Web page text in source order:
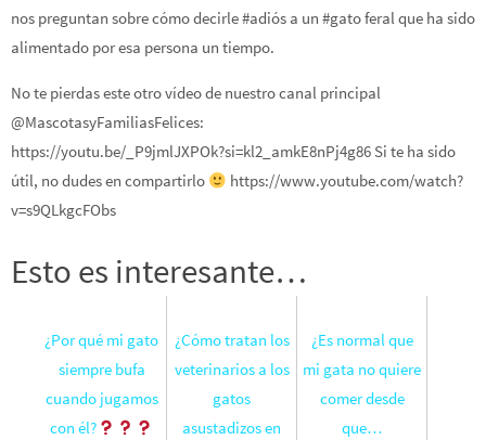
nos preguntan sobre cómo decirle #adiós a un #gato feral que ha sido
alimentado por esa persona un tiempo.
No te pierdas este otro vídeo de nuestro canal principal
@MascotasyFamiliasFelices:
https://youtu.be/_P9jmlJXPOk?si=kl2_amkE8nPj4g86 Si te ha sido
útil, no dudes en compartirlo
https://www.youtube.com/watch?
v=s9QLkgcFObs
Esto es interesante…
¿Por qué mi gato
siempre bufa
cuando jugamos
con él?
¿Cómo tratan los
veterinarios a los
gatos
asustadizos en
¿Es normal que
mi gata no quiere
comer desde
que…